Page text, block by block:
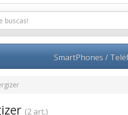
SmartPhones /
(2 art.)